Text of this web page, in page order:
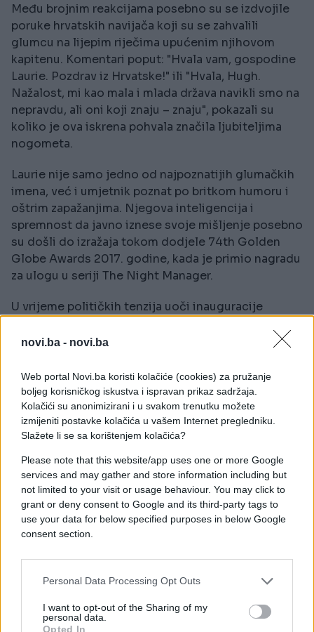
novi.ba - novi.ba
Web portal Novi.ba koristi kolačiće (cookies) za pružanje
boljeg korisničkog iskustva i ispravan prikaz sadržaja.
Kolačići su anonimizirani i u svakom trenutku možete
izmijeniti postavke kolačića u vašem Internet pregledniku.
Slažete li se sa korištenjem kolačića?
Please note that this website/app uses one or more Google
services and may gather and store information including but
not limited to your visit or usage behaviour. You may click to
grant or deny consent to Google and its third-party tags to
use your data for below specified purposes in below Google
consent section.
Personal Data Processing Opt Outs
I want to opt-out of the Sharing of my
personal data.
Opted In
Među brojnim reakcijama posebno su se izdvojile
poruke hrvatskih navijača koji su se zahvalili
glumcu na lijepim riječima upućenim njihovom
kapitenu. Komentari poput: "Hvala vam, gospodine
Laurie. Pozdrav iz Hrvatske!" ili "Hvala, Hugh.
Nažalost, mi kao mala i mlada država navikli smo na
nepravdu, ali oni koji znaju – znaju", pokazali su
koliko je ova iskrena pohvala značila ljubiteljima
nogometa.
Laurie nije samo jedno od najpoznatijih glumačkih
imena, već i umjetnik poznat po britkom humoru i
oštrim zapažanjima. Njegova inteligencija i
spremnost da javno iznese svoje mišljenje posebno
su došli do izražaja tokom dodjele 74th Golden
Globe Awards 2017. godine, kada je primio nagradu
za ulogu u seriji The Night Manager.
U vrijeme političkih tenzija uoči inauguracije
nagradu prima "u ime svih psihopatskih milijardera",
Zlatni globusi jer njihov naziv sadrži riječi
"Hollywood", "strani" i "štampa", aludirajući na
tadašnju političku retoriku.
Zbog toga mnogi smatraju da njegove izjave nisu
površne, već promišljene, pa je i pohvala upućena
Modriću dobila dodatnu težinu. Osim što je poznat
kao glumac i muzičar, Laurie je i veliki ljubitelj
nogometa, zbog čega njegov komentar ima
poseban značaj.
sa svojim bendom The Copper Bottom Band,
priredivši publici večer bluesa i jazza. Koncert je
prvobitno bio planiran na Šalati, ali je zbog lošeg